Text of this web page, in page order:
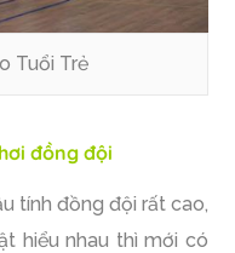
Tuổi Trẻ
đồng đội
tính đồng đội rất cao,
hiểu nhau thì mới có